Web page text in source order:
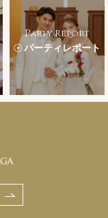
Party Report
パーティレポート